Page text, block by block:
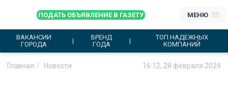
ПОДАТЬ ОБЪЯВЛЕНИЕ В ГАЗЕТУ МЕНЮ
ВАКАНСИИ
ГОРОДА
БРЕНД
ГОДА
ТОП НАДЕЖНЫХ
КОМПАНИЙ
Главная Новости 16:12, 28 февраля 2024